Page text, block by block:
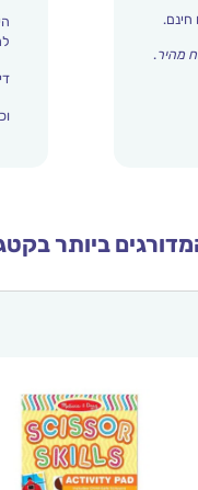
מהיר.
למעלה מ 20
ביותר